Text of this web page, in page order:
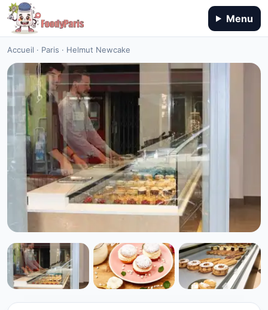
Menu
Accueil · Paris · Helmut Newcake
CUISINE EUROPÉENNE
Helmut Newcake à Paris